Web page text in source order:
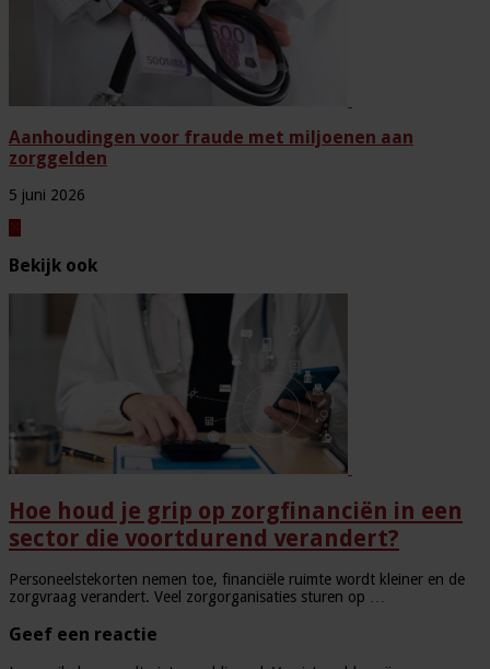
Aanhoudingen voor fraude met miljoenen aan
zorggelden
5 juni 2026
Bekijk ook
Hoe houd je grip op zorgfinanciën in een
sector die voortdurend verandert?
Personeelstekorten nemen toe, financiële ruimte wordt kleiner en de
zorgvraag verandert. Veel zorgorganisaties sturen op …
Geef een reactie